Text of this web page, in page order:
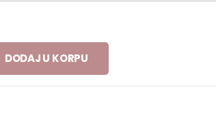
DODAJ U KORPU